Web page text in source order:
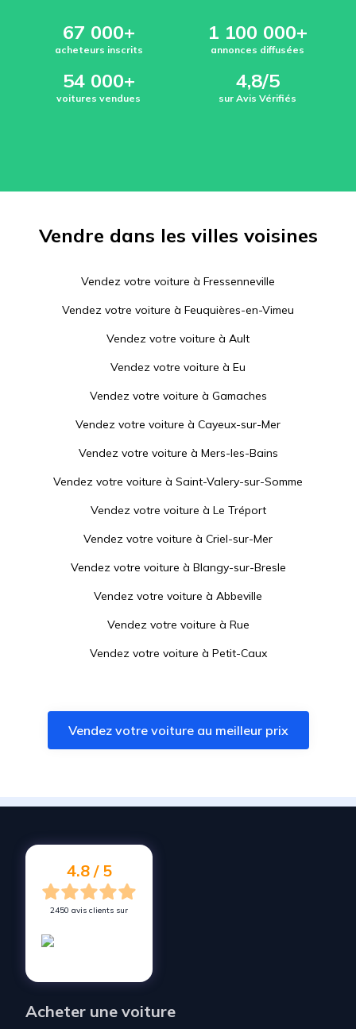
67 000+
acheteurs inscrits
1 100 000+
annonces diffusées
54 000+
voitures vendues
4,8/5
sur Avis Vérifiés
Vendre dans les villes voisines
Vendez votre voiture à Fressenneville
Vendez votre voiture à Feuquières-en-Vimeu
Vendez votre voiture à Ault
Vendez votre voiture à Eu
Vendez votre voiture à Gamaches
Vendez votre voiture à Cayeux-sur-Mer
Vendez votre voiture à Mers-les-Bains
Vendez votre voiture à Saint-Valery-sur-Somme
Vendez votre voiture à Le Tréport
Vendez votre voiture à Criel-sur-Mer
Vendez votre voiture à Blangy-sur-Bresle
Vendez votre voiture à Abbeville
Vendez votre voiture à Rue
Vendez votre voiture à Petit-Caux
Vendez votre voiture àAiraines
Vendez votre voiture àSaint-Nicolas-d'Aliermont
Vendez votre voiture à
Vendez votre voiture au meilleur prix
4.8 / 5
2450 avis clients sur
Acheter une voiture